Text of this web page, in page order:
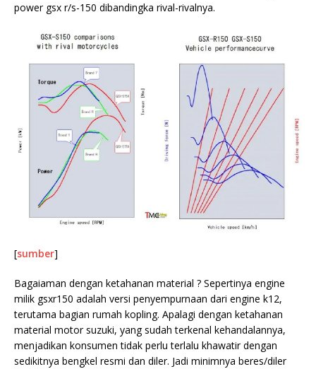
power gsx r/s-150 dibandingka rival-rivalnya.
[sumber]
Bagaiaman dengan ketahanan material ? Sepertinya engine
milik gsxr150 adalah versi penyempurnaan dari engine k12,
terutama bagian rumah kopling. Apalagi dengan ketahanan
material motor suzuki, yang sudah terkenal kehandalannya,
menjadikan konsumen tidak perlu terlalu khawatir dengan
sedikitnya bengkel resmi dan diler. Jadi minimnya beres/diler